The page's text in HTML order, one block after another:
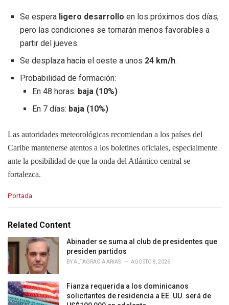
Se espera ligero desarrollo en los próximos dos días,
pero las condiciones se tornarán menos favorables a
partir del jueves.
Se desplaza hacia el oeste a unos 24 km/h.
Probabilidad de formación:
En 48 horas: baja (10%)
En 7 días: baja (10%)
Las autoridades meteorológicas recomiendan a los países del
Caribe mantenerse atentos a los boletines oficiales, especialmente
ante la posibilidad de que la onda del Atlántico central se
fortalezca.
C
e
o
r
i
e
:
Portada
Related Content
Abinader se suma al club de presidentes que
presiden partidos
BYALTAGRACIA ARIAS AGOSTO 8, 2026
Fianza requerida a los dominicanos
solicitantes de residencia a EE. UU. será de